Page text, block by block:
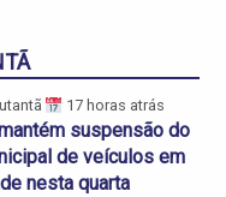
17 horas atrás
suspensão do
de veículos em
nesta quarta